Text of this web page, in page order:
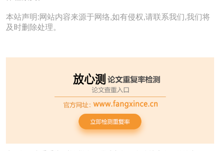
本站声明:网站内容来源于网络,如有侵权,请联系我们,我们将
及时删除处理。